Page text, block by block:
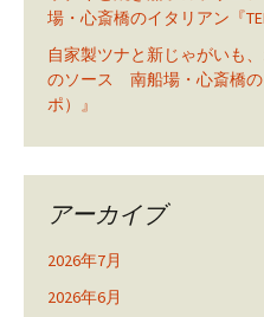
場・心斎橋のイタリアン『
自家製ツナと新じゃがいも
のソース 南船場・心斎橋の
ポ）』
アーカイブ
2026年7月
2026年6月